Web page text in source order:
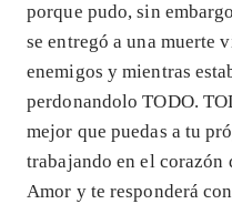
porque pudo, sin embargo
se entregó a una muerte
enemigos y mientras
perdonandolo TODO.
mejor que puedas a tu
trabajando en el corazón
Amor y te responderá